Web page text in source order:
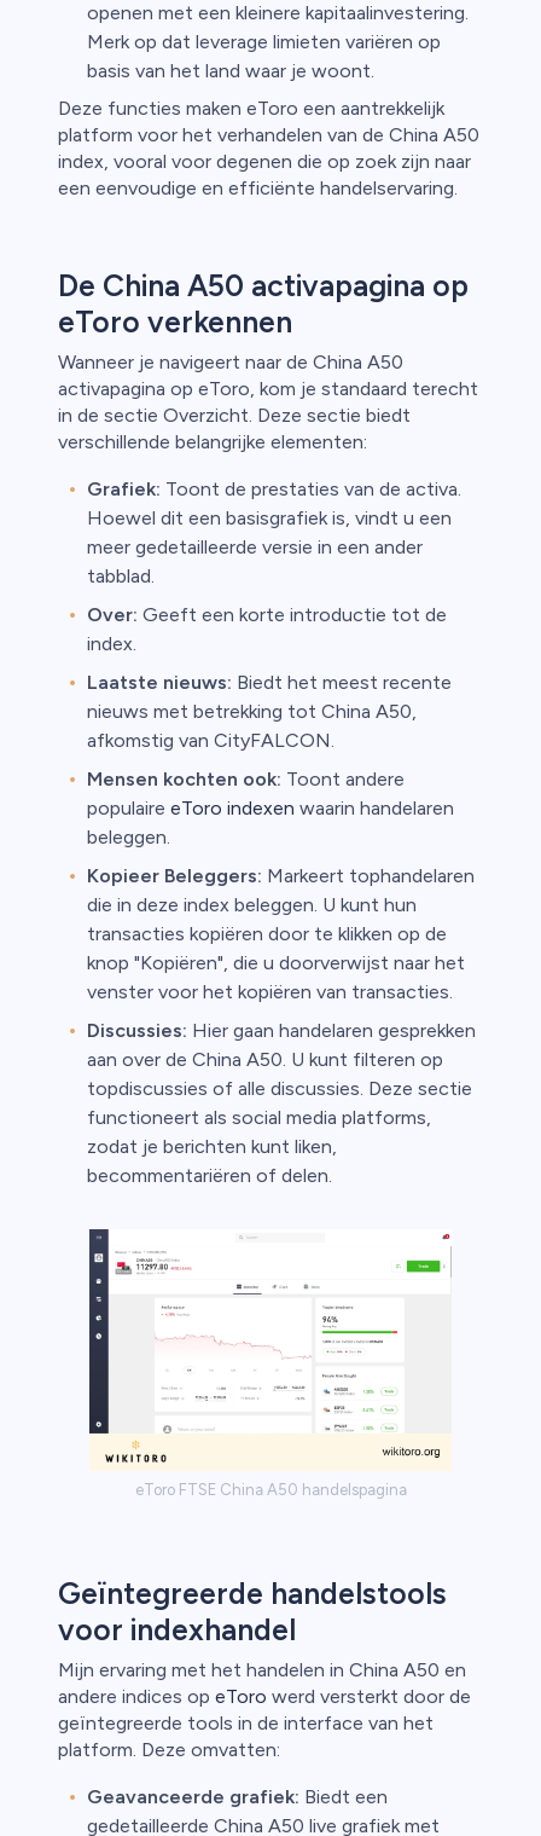
openen met een kleinere kapitaalinvestering.
Merk op dat leverage limieten variëren op
basis van het land waar je woont.
Deze functies maken eToro een aantrekkelijk
platform voor het verhandelen van de China A50
index, vooral voor degenen die op zoek zijn naar
een eenvoudige en efficiënte handelservaring.
De China A50 activapagina op
eToro verkennen
Wanneer je navigeert naar de China A50
activapagina op eToro, kom je standaard terecht
in de sectie Overzicht. Deze sectie biedt
verschillende belangrijke elementen:
Grafiek: Toont de prestaties van de activa.
Hoewel dit een basisgrafiek is, vindt u een
meer gedetailleerde versie in een ander
tabblad.
Over: Geeft een korte introductie tot de
index.
Laatste nieuws: Biedt het meest recente
nieuws met betrekking tot China A50,
afkomstig van CityFALCON.
Mensen kochten ook: Toont andere
populaire eToro indexen waarin handelaren
beleggen.
Kopieer Beleggers: Markeert tophandelaren
die in deze index beleggen. U kunt hun
transacties kopiëren door te klikken op de
knop "Kopiëren", die u doorverwijst naar het
venster voor het kopiëren van transacties.
Discussies: Hier gaan handelaren gesprekken
aan over de China A50. U kunt filteren op
topdiscussies of alle discussies. Deze sectie
functioneert als social media platforms,
zodat je berichten kunt liken,
becommentariëren of delen.
eToro FTSE China A50 handelspagina
Geïntegreerde handelstools
voor indexhandel
Mijn ervaring met het handelen in China A50 en
andere indices op eToro werd versterkt door de
geïntegreerde tools in de interface van het
platform. Deze omvatten:
Geavanceerde grafiek: Biedt een
gedetailleerde China A50 live grafiek met